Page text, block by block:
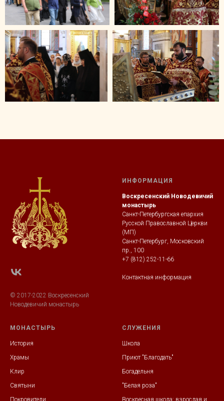
© 2017-2022 Воскресенский
Новодевичий монастырь
ИНФОРМАЦИЯ
Воскресенский Новодевичий
монастырь
Санкт-Петербургская епархия
Русской Православной Церкви
(МП)
Санкт-Петербург, Московский
пр., 100
+7 (812) 252-11-66
Контактная информация
МОНАСТЫРЬ
История
Храмы
Клир
Святыни
СЛУЖЕНИЯ
Школа
Приют "Благодать"
Богадельня
"Белая роза"